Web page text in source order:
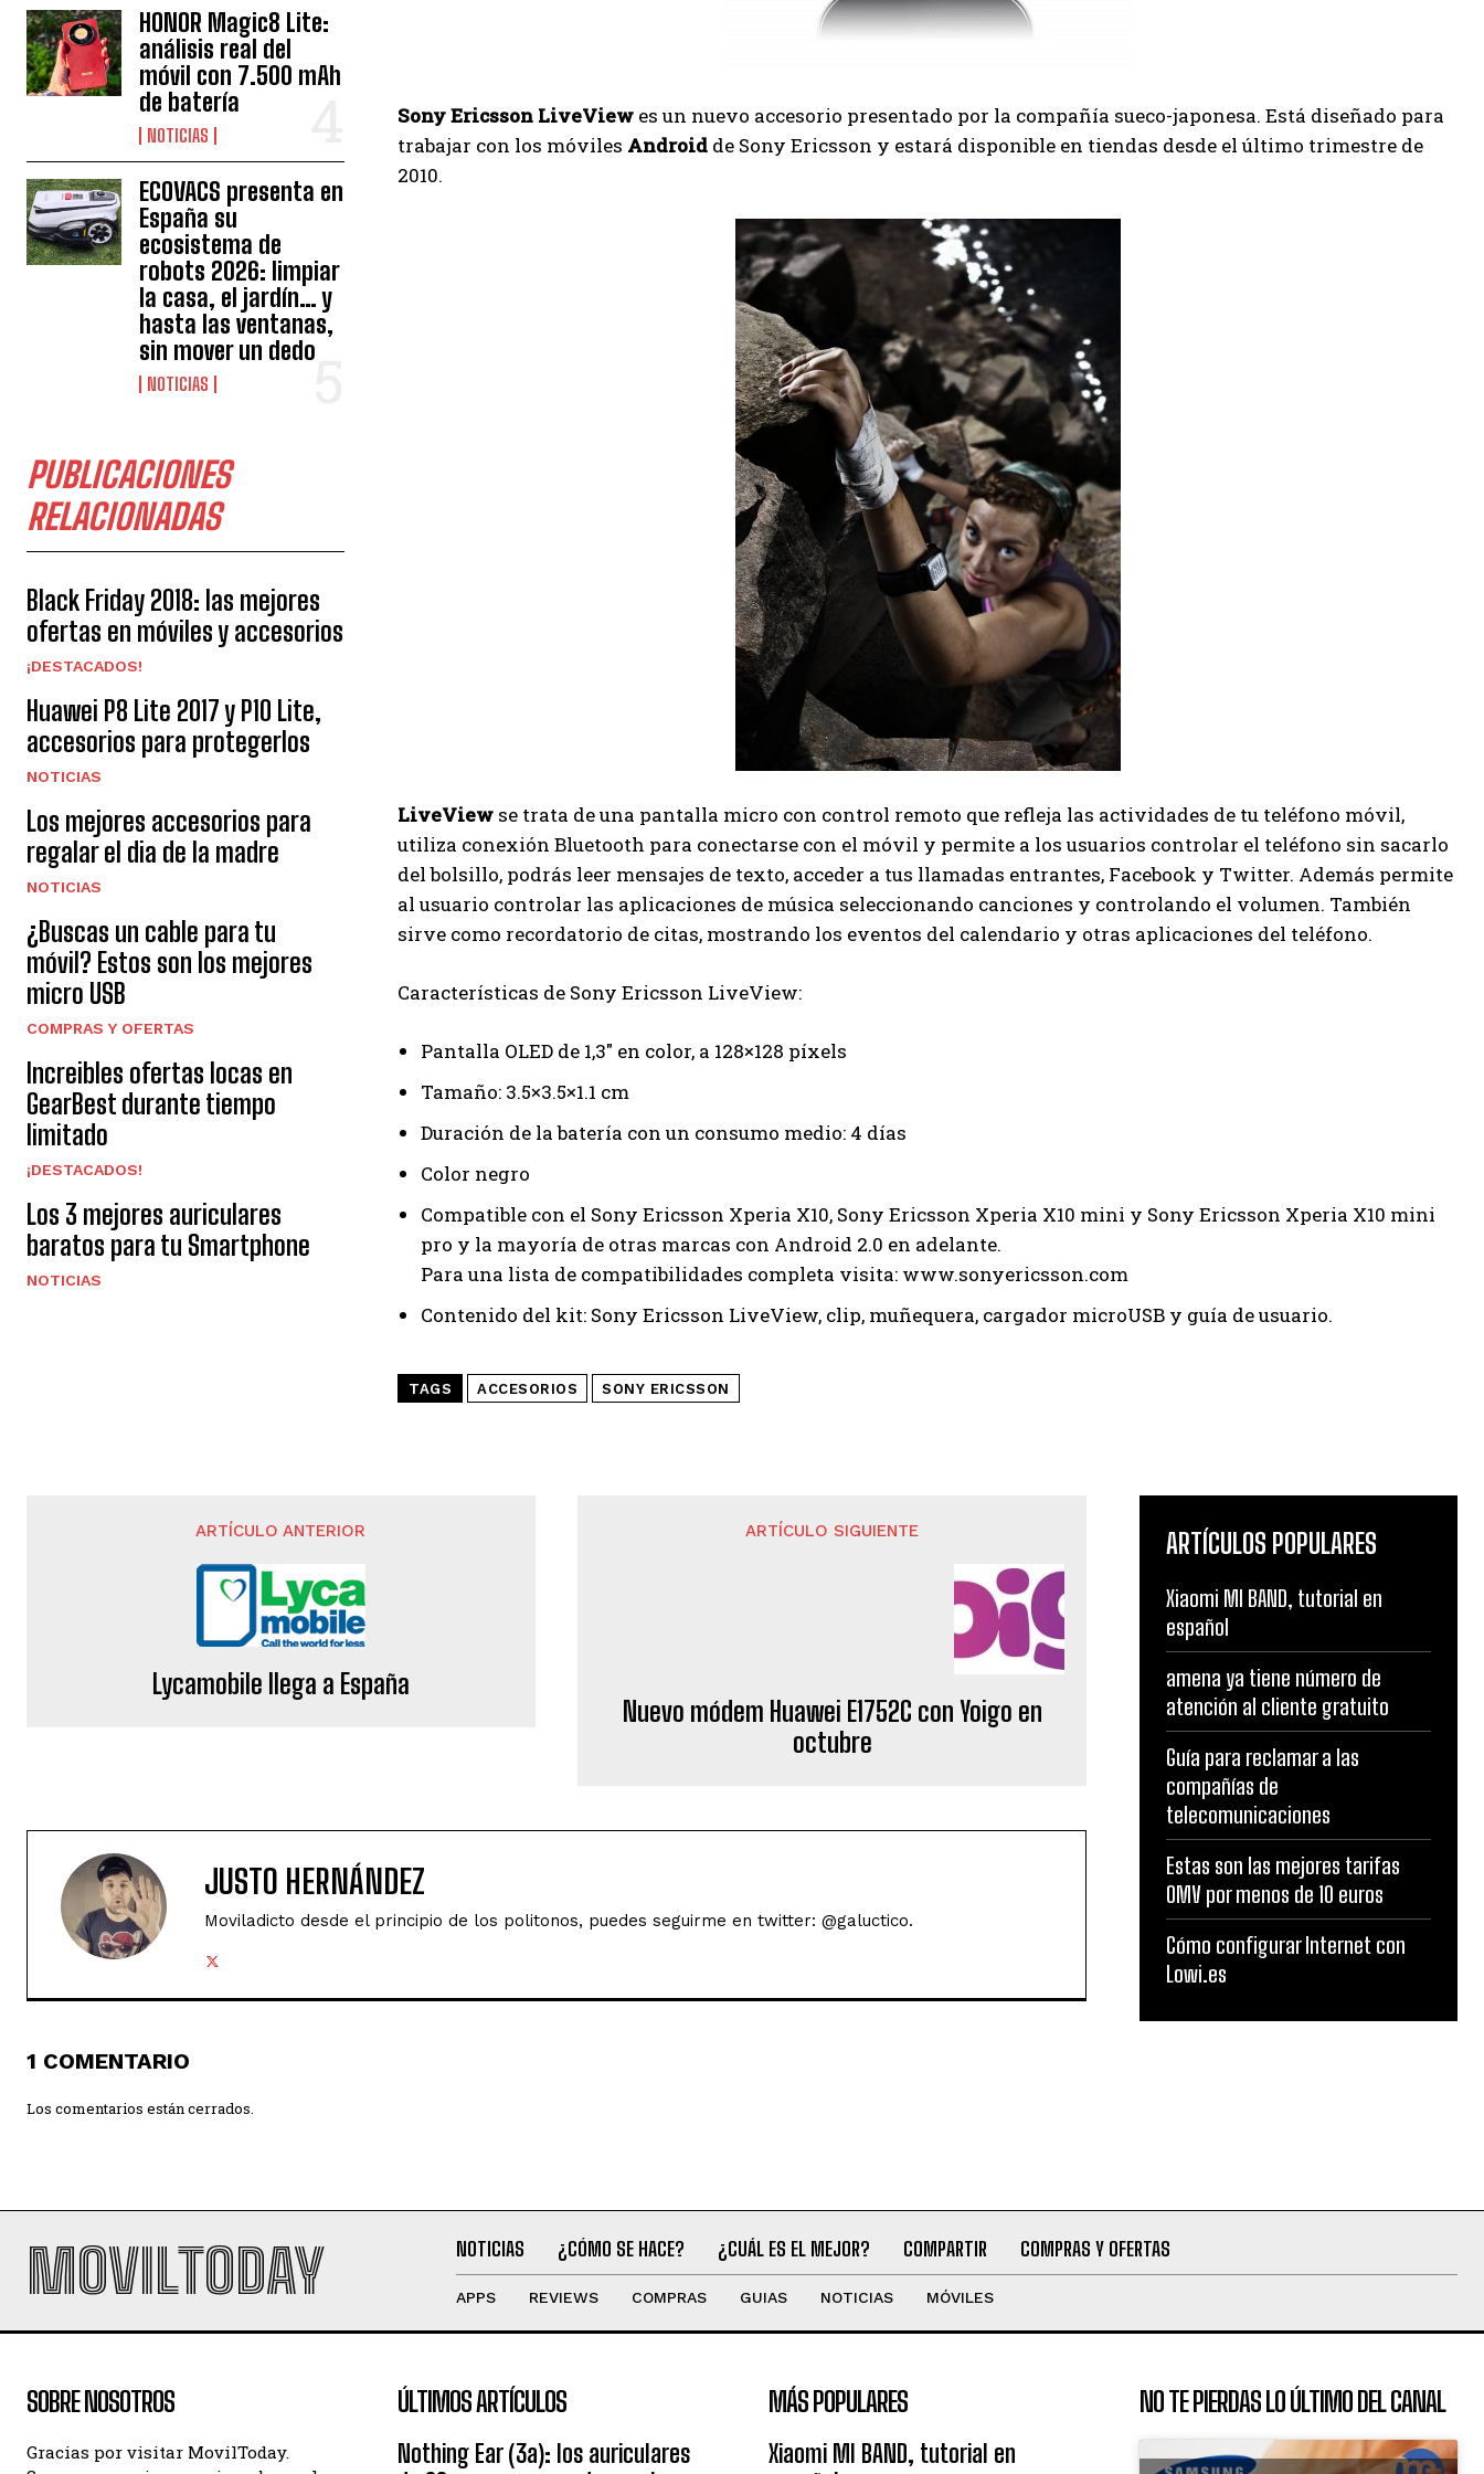
HONOR Magic8 Lite:
análisis real del
móvil con 7.500 mAh
de batería
NOTICIAS
ECOVACS presenta en
España su
ecosistema de
robots 2026: limpiar
la casa, el jardín… y
hasta las ventanas,
sin mover un dedo
NOTICIAS
PUBLICACIONES
RELACIONADAS
Black Friday 2018: las mejores
ofertas en móviles y accesorios
¡DESTACADOS!
Huawei P8 Lite 2017 y P10 Lite,
accesorios para protegerlos
NOTICIAS
Los mejores accesorios para
regalar el dia de la madre
NOTICIAS
¿Buscas un cable para tu
móvil? Estos son los mejores
micro USB
COMPRAS Y OFERTAS
Increibles ofertas locas en
GearBest durante tiempo
limitado
¡DESTACADOS!
Los 3 mejores auriculares
baratos para tu Smartphone
NOTICIAS
Sony Ericsson LiveView es un nuevo accesorio presentado por la compañía sueco-japonesa. Está diseñado para
trabajar con los móviles Android de Sony Ericsson y estará disponible en tiendas desde el último trimestre de
2010.
LiveView se trata de una pantalla micro con control remoto que refleja las actividades de tu teléfono móvil,
utiliza conexión Bluetooth para conectarse con el móvil y permite a los usuarios controlar el teléfono sin sacarlo
del bolsillo, podrás leer mensajes de texto, acceder a tus llamadas entrantes, Facebook y Twitter. Además permite
al usuario controlar las aplicaciones de música seleccionando canciones y controlando el volumen. También
sirve como recordatorio de citas, mostrando los eventos del calendario y otras aplicaciones del teléfono.
Características de Sony Ericsson LiveView:
Pantalla OLED de 1,3″ en color, a 128×128 píxels
Tamaño: 3.5×3.5×1.1 cm
Duración de la batería con un consumo medio: 4 días
Color negro
Compatible con el Sony Ericsson Xperia X10, Sony Ericsson Xperia X10 mini y Sony Ericsson Xperia X10 mini
pro y la mayoría de otras marcas con Android 2.0 en adelante.
Para una lista de compatibilidades completa visita: www.sonyericsson.com
Contenido del kit: Sony Ericsson LiveView, clip, muñequera, cargador microUSB y guía de usuario.
TAGS ACCESORIOS SONY ERICSSON
ARTÍCULO ANTERIOR
Lycamobile llega a España
ARTÍCULO SIGUIENTE
Nuevo módem Huawei E1752C con Yoigo en
octubre
JUSTO HERNÁNDEZ
Moviladicto desde el principio de los politonos, puedes seguirme en twitter: @galuctico.
1 COMENTARIO
Los comentarios están cerrados.
ARTÍCULOS POPULARES
Xiaomi MI BAND, tutorial en
español
amena ya tiene número de
atención al cliente gratuito
Guía para reclamar a las
compañías de
telecomunicaciones
Estas son las mejores tarifas
OMV por menos de 10 euros
Cómo configurar Internet con
Lowi.es
MOVILTODAY NOTICIAS ¿CÓMO SE HACE? ¿CUÁL ES EL MEJOR? COMPARTIR COMPRAS Y OFERTAS
APPS REVIEWS COMPRAS GUIAS NOTICIAS MÓVILES
SOBRE NOSOTROS
Gracias por visitar MovilToday.
ÚLTIMOS ARTÍCULOS
Nothing Ear (3a): los auriculares
MÁS POPULARES
Xiaomi MI BAND, tutorial en
NO TE PIERDAS LO ÚLTIMO DEL CANAL